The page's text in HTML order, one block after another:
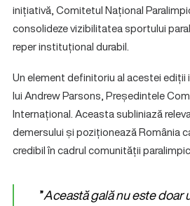
inițiativă, Comitetul Național
consolideze vizibilitatea sportului
reper instituțional durabil.
Un element definitoriu al acestei ediții
lui Andrew Parsons, Președintele
Internațional. Aceasta subliniază
demersului și poziționează România
credibil în cadrul comunității
”Această gală nu este doar